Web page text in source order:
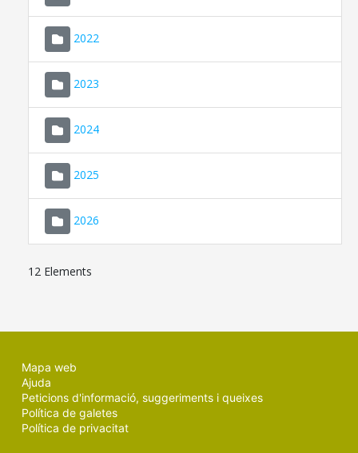
2022
2023
2024
2025
2026
12 Elements
Mapa web
Ajuda
Peticions d'informació, suggeriments i queixes
Política de galetes
Política de privacitat